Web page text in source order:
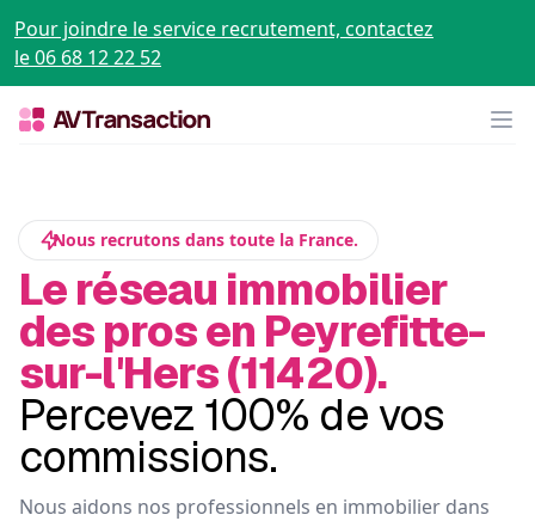
Pour joindre le service recrutement, contactez
le 06 68 12 22 52
Nous recrutons dans toute la France.
Le réseau immobilier
des pros en Peyrefitte-
sur-l'Hers (11420).
Percevez 100% de vos
commissions.
Nous aidons nos professionnels en immobilier dans